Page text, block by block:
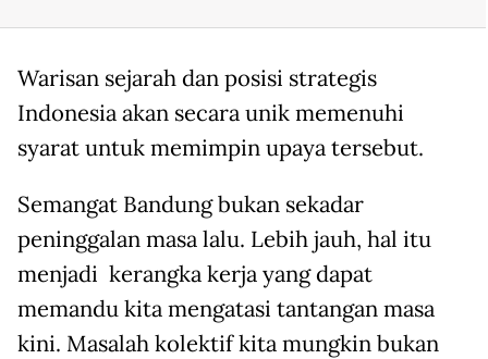
Warisan sejarah dan posisi strategis
Indonesia akan secara unik memenuhi
syarat untuk memimpin upaya tersebut.
Semangat Bandung bukan sekadar
peninggalan masa lalu. Lebih jauh, hal itu
menjadi kerangka kerja yang dapat
memandu kita mengatasi tantangan masa
kini. Masalah kolektif kita mungkin bukan